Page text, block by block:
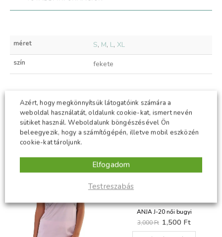
méret S, M, L,XL
szín fekete
KAPCSOLÓDÓ TERMÉKEK
-50%
ANJA J-20 női bugyi
3,000Ft Original
price
1,500 FtCurrent
price
Ennek a terméknek több variációja van. A változatok a termékoldalon választhatók ki
Azért, hogy megkönnyítsük látogatóink számára a
weboldal használatát, oldalunk cookie-kat, ismert nevén
sütiket használ. Weboldalunk böngészésével Ön
beleegyezik, hogy a számítógépén, illetve mobil eszközén
cookie-kat tároljunk.
Testreszabás
Elfogadom